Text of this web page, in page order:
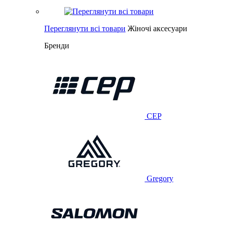
Переглянути всі товари Жіночі аксесуари
Бренди
CEP
Gregory